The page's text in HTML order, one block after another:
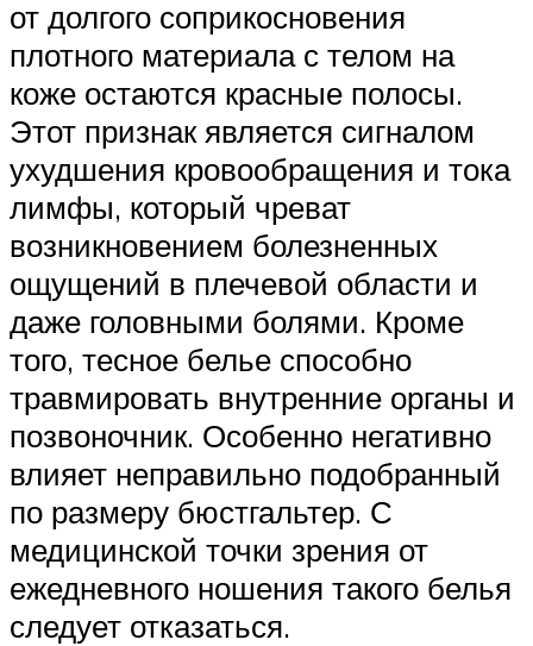
от долгого соприкосновения
плотного материала с телом на
коже остаются красные полосы.
Этот признак является сигналом
ухудшения кровообращения и тока
лимфы, который чреват
возникновением болезненных
ощущений в плечевой области и
даже головными болями. Кроме
того, тесное белье способно
травмировать внутренние органы и
позвоночник. Особенно негативно
влияет неправильно подобранный
по размеру бюстгальтер. С
медицинской точки зрения от
ежедневного ношения такого белья
следует отказаться.